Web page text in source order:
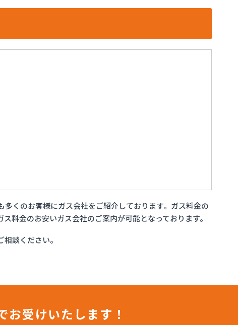
くのお客様にガス会社をご紹介しております。ガス料金の
料金のお安いガス会社のご案内が可能となっております。
談ください。
お受けいたします！